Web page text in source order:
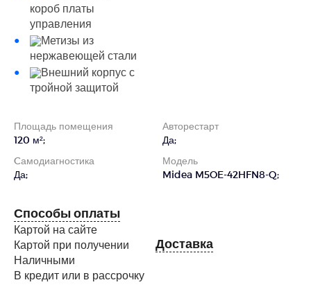
короб платы
управления
Метизы из
нержавеющей стали
Внешний корпус с
тройной защитой
Площадь помещения
120 м²;
Авторестарт
Да;
Cамодиагностика
Да;
Модель
Midea M5OE-42HFN8-Q;
Способы оплаты
Картой на сайте
Картой при получении
Наличными
В кредит или в рассрочку
Доставка